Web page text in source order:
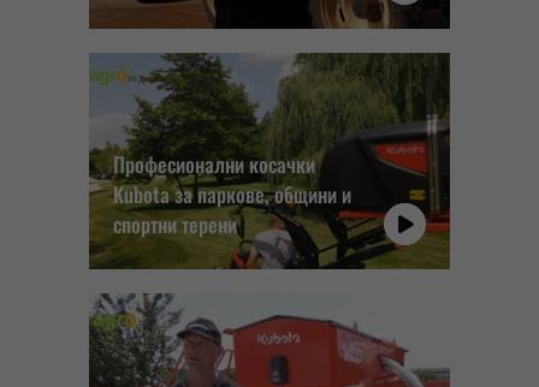
Професионални косачки
Kubota за паркове, общини и
спортни терени